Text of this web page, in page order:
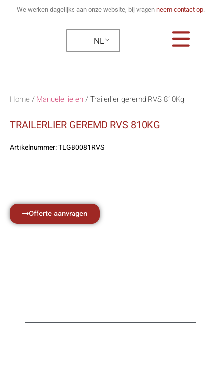
We werken dagelijks aan onze website, bij vragen neem contact op.
NL
Home / Manuele lieren /Trailerlier geremd RVS 810Kg
TRAILERLIER GEREMD RVS 810KG
Artikelnummer:TLGB0081RVS
Offerte aanvragen